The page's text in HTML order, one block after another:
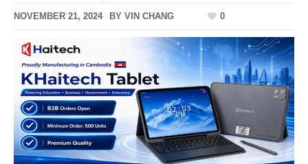
NOVEMBER 21, 2024 BY VIN CHANG 0